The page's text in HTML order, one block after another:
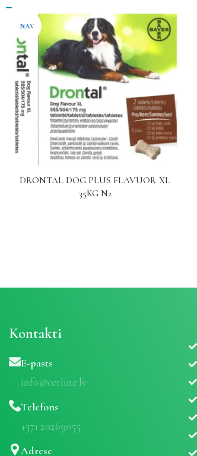
NAV
DRONTAL DOG PLUS FLAVUOR XL
35KG N2
Kontakti
E-pasts
info@vetline.lv
Telefons
+371 20269055
Adrese